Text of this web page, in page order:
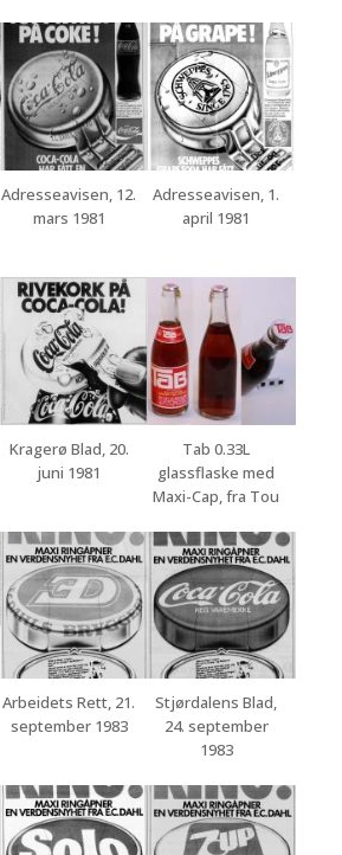
Adresseavisen, 12.
mars 1981
Adresseavisen, 1.
april 1981
Kragerø Blad, 20.
juni 1981
Tab 0.33L
glassflaske med
Maxi-Cap, fra Tou
Arbeidets Rett, 21.
september 1983
Stjørdalens Blad,
24. september
1983